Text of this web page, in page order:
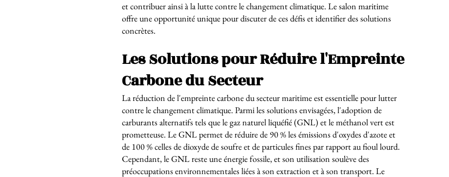
et contribuer ainsi à la lutte contre le changement climatique. Le salon maritime
offre une opportunité unique pour discuter de ces défis et identifier des solutions
concrètes.
Les Solutions pour Réduire l'Empreinte
Carbone du Secteur
La réduction de l'empreinte carbone du secteur maritime est essentielle pour lutter
contre le changement climatique. Parmi les solutions envisagées, l'adoption de
carburants alternatifs tels que le gaz naturel liquéfié (GNL) et le méthanol vert est
prometteuse. Le GNL permet de réduire de 90 % les émissions d'oxydes d'azote et
de 100 % celles de dioxyde de soufre et de particules fines par rapport au fioul lourd.
Cependant, le GNL reste une énergie fossile, et son utilisation soulève des
préoccupations environnementales liées à son extraction et à son transport. Le